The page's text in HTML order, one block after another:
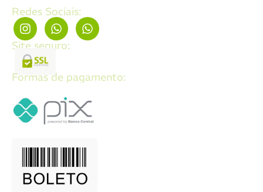
Redes Sociais:
Site seguro:
Formas de pagamento: